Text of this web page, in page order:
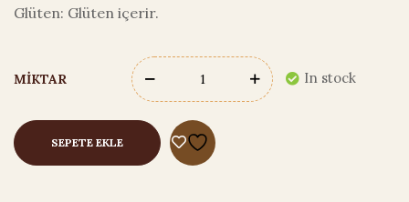
Glüten: Glüten içerir.
MIKTAR In stock
SEPETE EKLE